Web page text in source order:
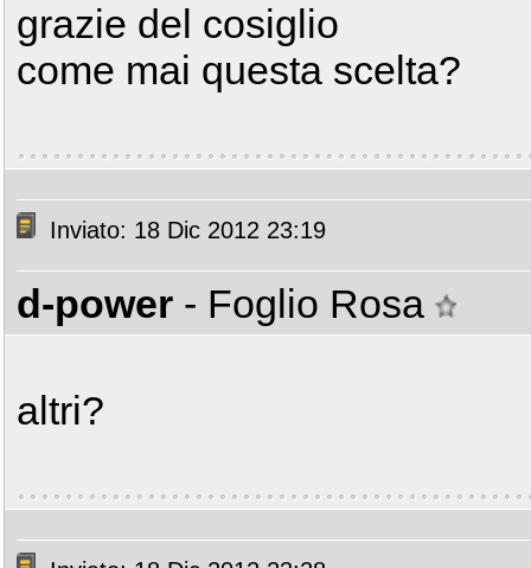
grazie del cosiglio
come mai questa scelta?
Inviato: 18 Dic 2012 23:19
d-power - Foglio Rosa
altri?